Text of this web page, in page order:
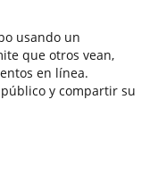
usando un
que otros vean,
en línea.
y compartir su